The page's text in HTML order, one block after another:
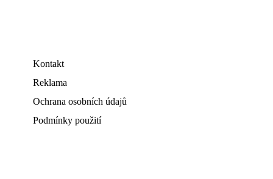
Kontakt
Reklama
Ochrana osobních údajů
Podmínky použití